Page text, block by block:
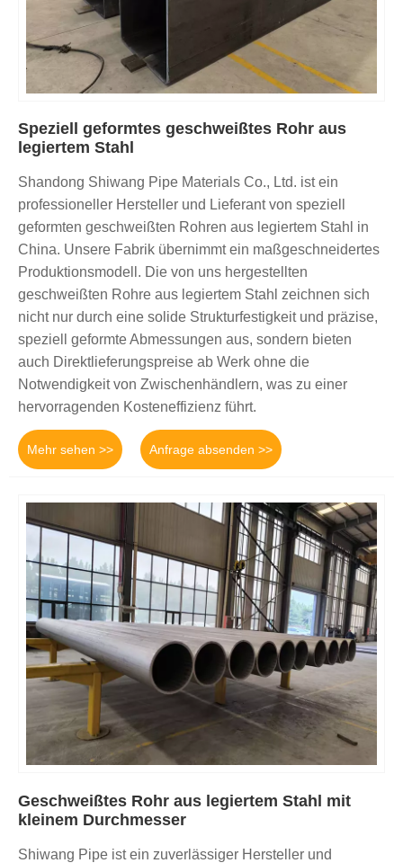
Speziell geformtes geschweißtes Rohr aus
legiertem Stahl
Shandong Shiwang Pipe Materials Co., Ltd. ist ein
professioneller Hersteller und Lieferant von speziell
geformten geschweißten Rohren aus legiertem Stahl in
China. Unsere Fabrik übernimmt ein maßgeschneidertes
Produktionsmodell. Die von uns hergestellten
geschweißten Rohre aus legiertem Stahl zeichnen sich
nicht nur durch eine solide Strukturfestigkeit und präzise, ​​
speziell geformte Abmessungen aus, sondern bieten
auch Direktlieferungspreise ab Werk ohne die
Notwendigkeit von Zwischenhändlern, was zu einer
hervorragenden Kosteneffizienz führt.
Mehr sehen >> Anfrage absenden >>
Geschweißtes Rohr aus legiertem Stahl mit
kleinem Durchmesser
Shiwang Pipe ist ein zuverlässiger Hersteller und